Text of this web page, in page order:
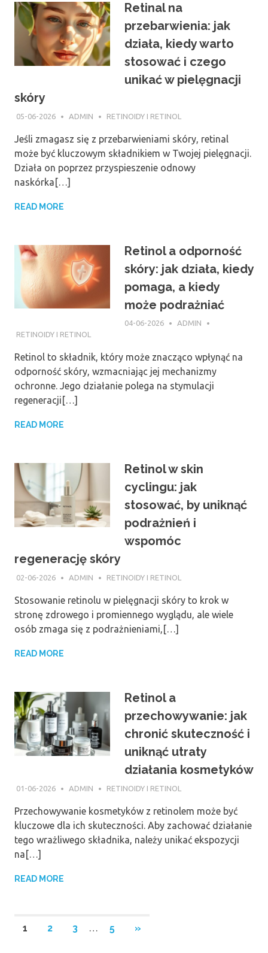
Retinal na
przebarwienia: jak
działa, kiedy warto
stosować i czego
unikać w pielęgnacji
skóry
05-06-2026 ADMIN RETINOIDY I RETINOL
Jeśli zmagasz się z przebarwieniami skóry, retinal
może być kluczowym składnikiem w Twojej pielęgnacji.
Działa on poprzez przyspieszenie odnowy
naskórka[…]
READ MORE
Retinol a odporność
skóry: jak działa, kiedy
pomaga, a kiedy
może podrażniać
04-06-2026
ADMIN
RETINOIDY I RETINOL
Retinol to składnik, który może znacząco wpłynąć na
odporność skóry, wzmacniając jej mechanizmy
ochronne. Jego działanie polega na stymulacji
regeneracji[…]
READ MORE
Retinol w skin
cyclingu: jak
stosować, by uniknąć
podrażnień i
wspomóc
regenerację skóry
02-06-2026 ADMIN RETINOIDY I RETINOL
Stosowanie retinolu w pielęgnacji skóry to krok w
stronę zdrowego i promiennego wyglądu, ale wiele
osób zmaga się z podrażnieniami,[…]
READ MORE
Retinol a
przechowywanie: jak
chronić skuteczność i
uniknąć utraty
działania kosmetyków
01-06-2026 ADMIN RETINOIDY I RETINOL
Przechowywanie kosmetyków z retinolem może być
kluczowe dla ich skuteczności. Aby zachować działanie
tego wrażliwego składnika, należy unikać ekspozycji
na[…]
READ MORE
Stronicowanie
1 2 3 … 5
NEXT
»